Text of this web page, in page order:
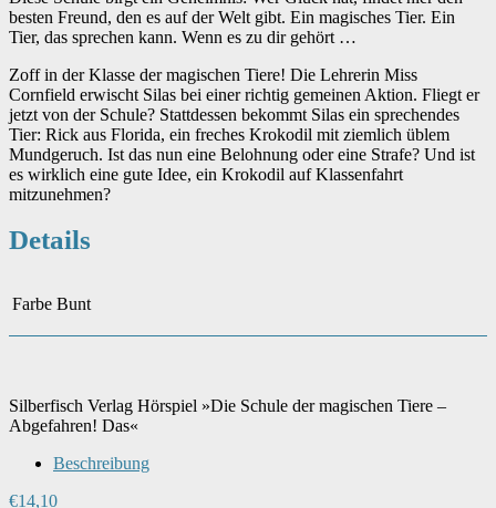
besten Freund, den es auf der Welt gibt. Ein magisches Tier. Ein
Tier, das sprechen kann. Wenn es zu dir gehört …
Zoff in der Klasse der magischen Tiere! Die Lehrerin Miss
Cornfield erwischt Silas bei einer richtig gemeinen Aktion. Fliegt er
jetzt von der Schule? Stattdessen bekommt Silas ein sprechendes
Tier: Rick aus Florida, ein freches Krokodil mit ziemlich üblem
Mundgeruch. Ist das nun eine Belohnung oder eine Strafe? Und ist
es wirklich eine gute Idee, ein Krokodil auf Klassenfahrt
mitzunehmen?
Details
Farbe Bunt
Silberfisch Verlag Hörspiel »Die Schule der magischen Tiere –
Abgefahren! Das«
Beschreibung
€14,10